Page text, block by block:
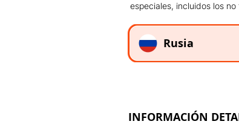
especiales, incluidos los no
Rusia
INFORMACIÓN